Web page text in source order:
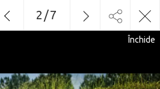
Închide
2 /7